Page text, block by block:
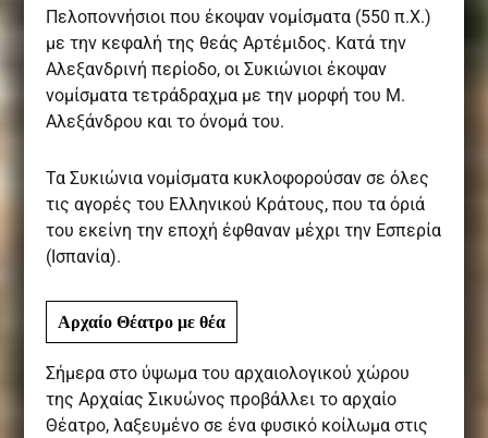
Πελοποννήσιοι που έκοψαν νομίσματα (550 π.Χ.)
με την κεφαλή της θεάς Αρτέμιδος. Κατά την
Αλεξανδρινή περίοδο, οι Συκιώνιοι έκοψαν
νομίσματα τετράδραχμα με την μορφή του Μ.
Αλεξάνδρου και το όνομά του.
Τα Συκιώνια νομίσματα κυκλοφορούσαν σε όλες
τις αγορές του Ελληνικού Κράτους, που τα όριά
του εκείνη την εποχή έφθαναν μέχρι την Εσπερία
(Ισπανία).
Αρχαίο Θέατρο με θέα
Σήμερα στο ύψωμα του αρχαιολογικού χώρου
της Αρχαίας Σικυώνος προβάλλει το αρχαίο
Θέατρο, λαξευμένο σε ένα φυσικό κοίλωμα στις